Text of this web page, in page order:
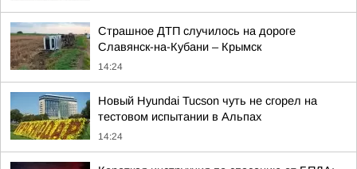
Страшное ДТП случилось на дороге
Славянск-на-Кубани – Крымск
14:24
Новый Hyundai Tucson чуть не сгорел на
тестовом испытании в Альпах
14:24